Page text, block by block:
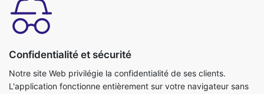
Confidentialité et sécurité
Notre site Web privilégie la confidentialité de ses clients.
inviter à aucun serveur, donc vos données sont sûres!